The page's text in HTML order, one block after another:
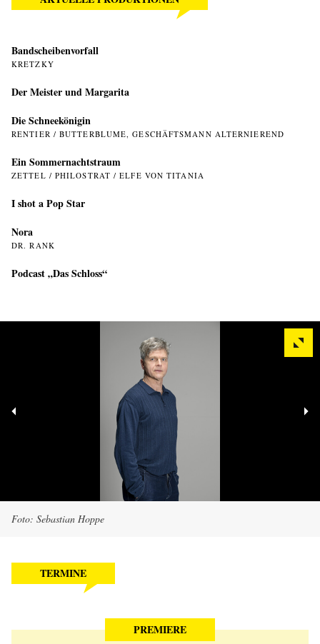
Bandscheibenvorfall
KRETZKY
Der Meister und Margarita
Die Schneekönigin
RENTIER / BUTTERBLUME, GESCHÄFTSMANN ALTERNIEREND
Ein Sommer­nachtstraum
ZETTEL / PHILOSTRAT / ELFE VON TITANIA
I shot a Pop Star
Nora
DR. RANK
Podcast „Das Schloss“
Foto: Sebastian Hoppe
TERMINE
PREMIERE